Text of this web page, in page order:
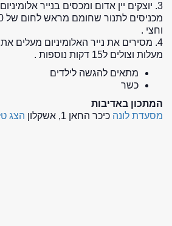
3. יוצקים יין אדום ומכסים בנייר אלומיניום .
וחצי .
מעלות וצולים ל15 דקות נוספות .
מתאים להגשה לילדים
כשר
המתכון באדיבות
מסעדת לונה כיכר החאן 1, אשקלון הצג